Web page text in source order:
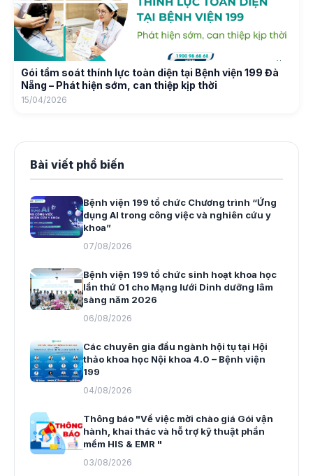
Gói tầm soát thính lực toàn diện tại Bệnh viện 199 Đà
Nẵng – Phát hiện sớm, can thiệp kịp thời
15/04/2026
Bài viết phổ biến
Bệnh viện 199 tổ chức Chương trình “Ứng
dụng AI trong công việc và nghiên cứu y
khoa”
07/08/2026
Bệnh viện 199 tổ chức sinh hoạt khoa học
lần thứ 01 cho Mạng lưới Dinh dưỡng lâm
sàng năm 2026
06/08/2026
Các chuyên gia đầu ngành hội tụ tại Hội
thảo khoa học Nội khoa 4.0 – Bệnh viện
199
04/08/2026
Thông báo "Về việc mời chào giá Gói vận
hành, khai thác và hỗ trợ kỹ thuật phần
mềm HIS & EMR "
03/08/2026